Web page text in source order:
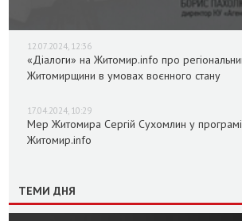
12.07.2024, 12:36
«Діалоги» на Житомир.info про
Житомирщини в умовах воєнного стану
17.04.2024, 10:29
Мер Житомира Сергій Сухомлин у
Житомир.info
ТЕМИ ДНЯ